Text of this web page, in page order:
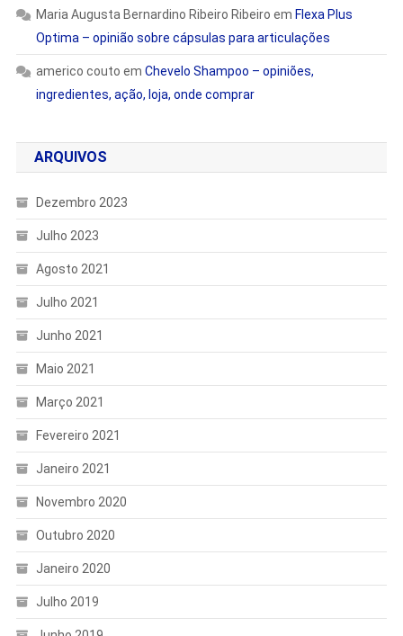
Maria Augusta Bernardino Ribeiro Ribeiro em Flexa Plus
Optima – opinião sobre cápsulas para articulações
americo couto em Chevelo Shampoo – opiniões,
ingredientes, ação, loja, onde comprar
ARQUIVOS
Dezembro 2023
Julho 2023
Agosto 2021
Julho 2021
Junho 2021
Maio 2021
Março 2021
Fevereiro 2021
Janeiro 2021
Novembro 2020
Outubro 2020
Janeiro 2020
Julho 2019